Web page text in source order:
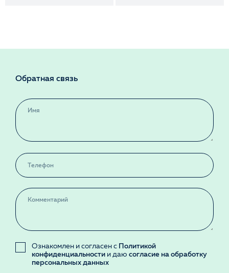
Обратная связь
Ознакомлен и согласен с Политикой
конфиденциальности и даю согласие на обработку
персональных данных